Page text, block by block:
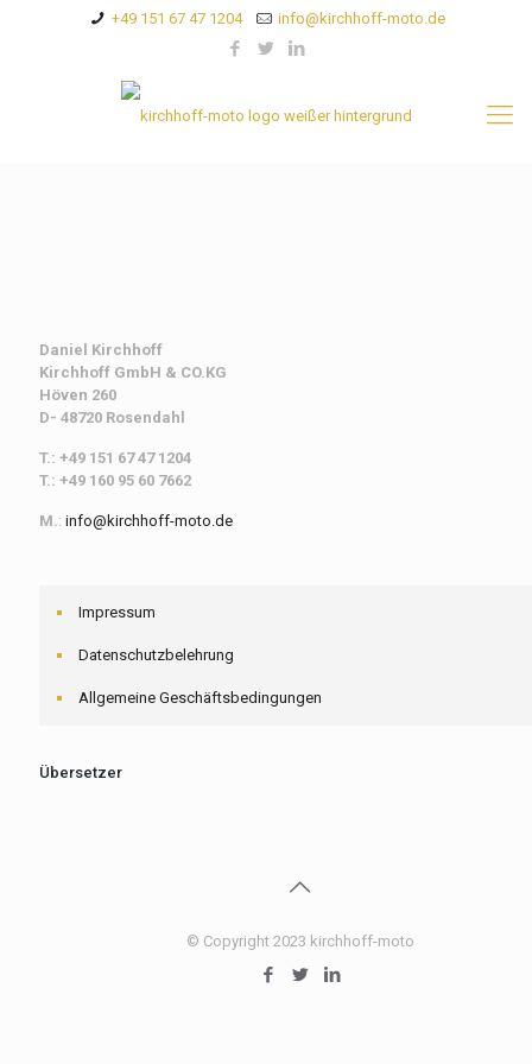
+49 151 67 47 1204 info@kirchhoff-moto.de
Daniel Kirchhoff
Kirchhoff GmbH & CO.KG
Höven 260
D- 48720 Rosendahl
T.: +49 151 67 47 1204
T.: +49 160 95 60 7662
M.: info@kirchhoff-moto.de
Impressum
Datenschutzbelehrung
Allgemeine Geschäftsbedingungen
Übersetzer
© Copyright 2023 kirchhoff-moto